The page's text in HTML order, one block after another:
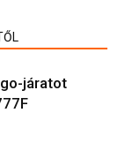
járatot